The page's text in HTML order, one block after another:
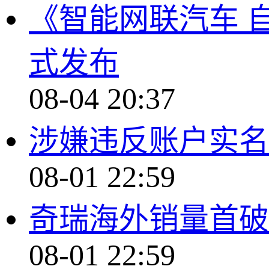
《智能网联汽车
式发布
08-04 20:37
涉嫌违反账户实
08-01 22:59
奇瑞海外销量首
08-01 22:59